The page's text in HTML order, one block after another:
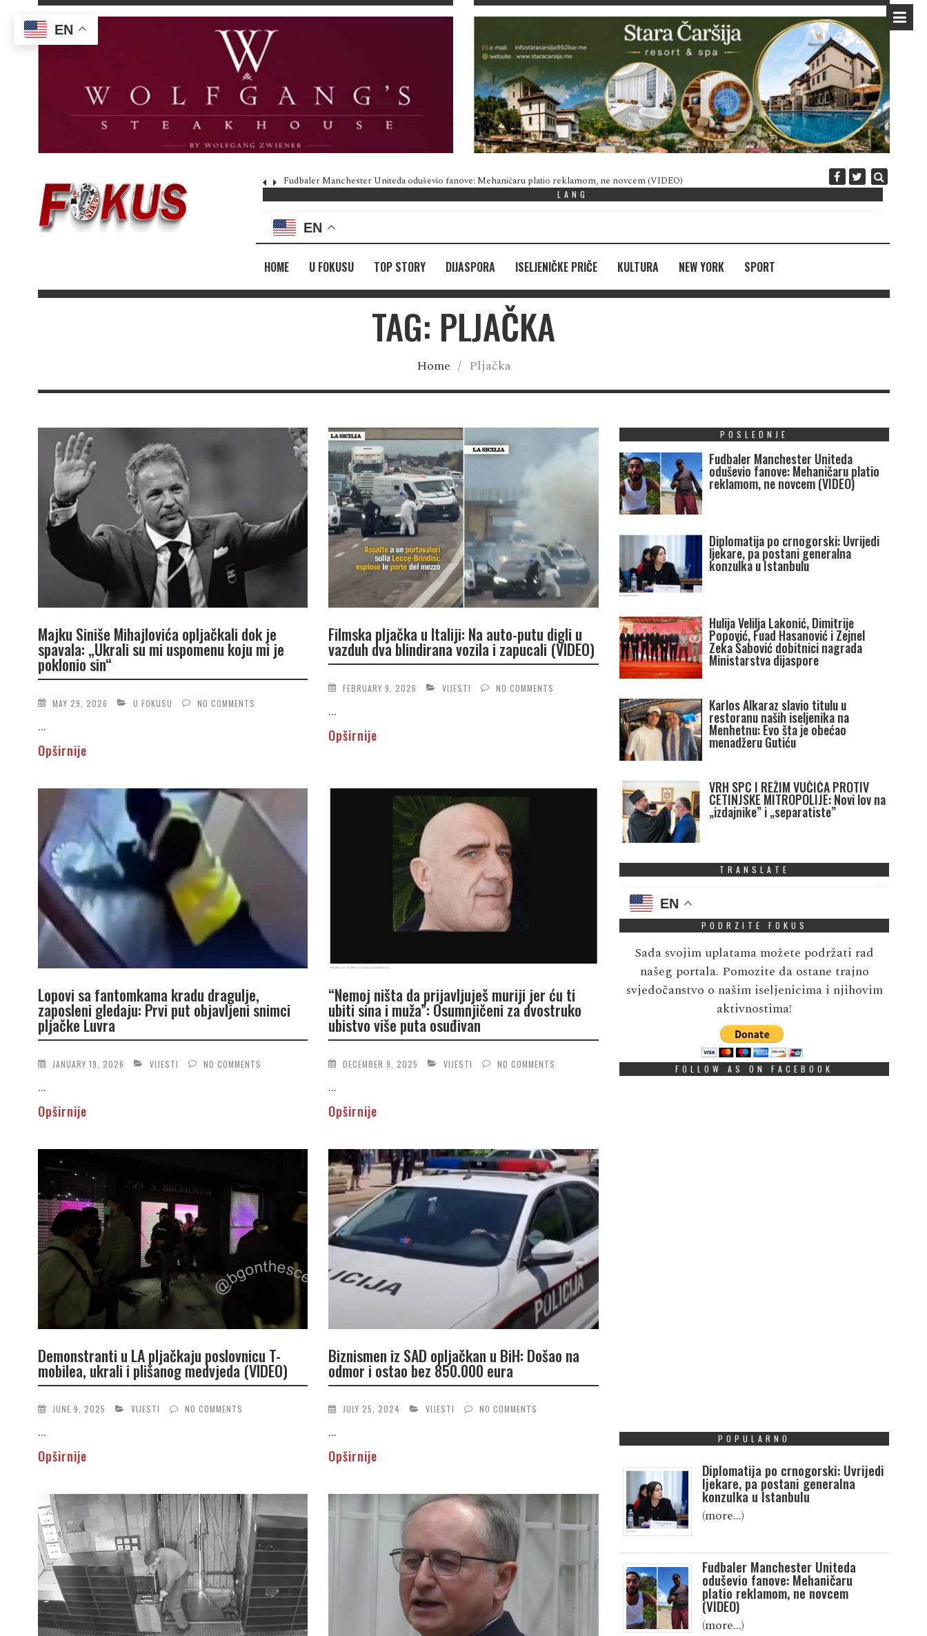
Fudbaler Manchester Uniteda oduševio fanove: Mehaničaru platio reklamom, ne novcem (VIDEO) Diplomatija po
LANG
EN
HOME U FOKUSU TOP STORY DIJASPORA ISELJENIČKE PRIČE KULTURA NEW YORK SPORT
TAG: PLJAČKA
Home / Pljačka
Majku Siniše Mihajlovića opljačkali dok je
spavala: „Ukrali su mi uspomenu koju mi je
poklonio sin“
MAY 29, 2026 U FOKUSU NO COMMENTS
...
Opširnije
Filmska pljačka u Italiji: Na auto-putu digli u
vazduh dva blindirana vozila i zapucali (VIDEO)
FEBRUARY 9, 2026 VIJESTI NO COMMENTS
...
Opširnije
Lopovi sa fantomkama kradu dragulje,
zaposleni gledaju: Prvi put objavljeni snimci
pljačke Luvra
JANUARY 19, 2026 VIJESTI NO COMMENTS
...
Opširnije
“Nemoj ništa da prijavljuješ muriji jer ću ti
ubiti sina i muža”: Osumnjičeni za dvostruko
ubistvo više puta osuđivan
DECEMBER 9, 2025 VIJESTI NO COMMENTS
...
Opširnije
Demonstranti u LA pljačkaju poslovnicu T-
mobilea, ukrali i plišanog medvjeda (VIDEO)
JUNE 9, 2025 VIJESTI NO COMMENTS
...
Opširnije
Biznismen iz SAD opljačkan u BiH: Došao na
odmor i ostao bez 850.000 eura
JULY 25, 2024 VIJESTI NO COMMENTS
...
Opširnije
POSLEDNJE
Fudbaler Manchester Uniteda
oduševio fanove: Mehaničaru platio
reklamom, ne novcem (VIDEO)
Diplomatija po crnogorski: Uvrijedi
ljekare, pa postani generalna
konzulka u Istanbulu
Hulija Velilja Lakonić, Dimitrije
Popović, Fuad Hasanović i Zejnel
Zeka Šabović dobitnici nagrada
Ministarstva dijaspore
Karlos Alkaraz slavio titulu u
restoranu naših iseljenika na
Menhetnu: Evo šta je obećao
menadžeru Gutiću
VRH SPC I REŽIM VUČIĆA PROTIV
CETINJSKE MITROPOLIJE: Novi lov na
„izdajnike” i „separatiste”
TRANSLATE
EN
PODRZITE FOKUS
Sada svojim uplatama možete podržati rad
našeg portala. Pomozite da ostane trajno
svjedočanstvo o našim iseljenicima i njihovim
aktivnostima!
FOLLOW AS ON FACEBOOK
POPULARNO
Diplomatija po crnogorski: Uvrijedi
ljekare, pa postani generalna
konzulka u Istanbulu
(more…)
Fudbaler Manchester Uniteda
oduševio fanove: Mehaničaru
platio reklamom, ne novcem
(VIDEO)
(more…)
EN